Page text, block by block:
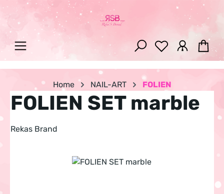
Zum Hauptinhalt springen
Home NAIL-ART FOLIEN
FOLIEN SET marble
Rekas Brand
Bildergalerie überspringen